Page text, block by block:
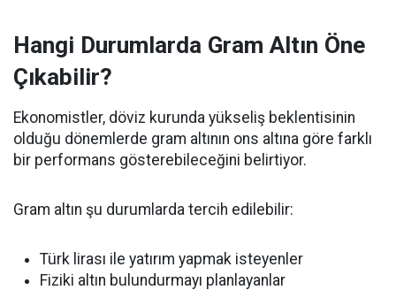
Hangi Durumlarda Gram Altın Öne
Çıkabilir?
Ekonomistler, döviz kurunda yükseliş beklentisinin
olduğu dönemlerde gram altının ons altına göre farklı
bir performans gösterebileceğini belirtiyor.
Gram altın şu durumlarda tercih edilebilir:
Türk lirası ile yatırım yapmak isteyenler
Fiziki altın bulundurmayı planlayanlar